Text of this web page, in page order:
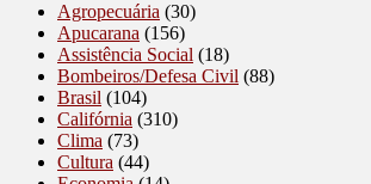
Agropecuária (30)
Apucarana (156)
Assistência Social (18)
Bombeiros/Defesa Civil (88)
Brasil (104)
Califórnia (310)
Clima (73)
Cultura (44)